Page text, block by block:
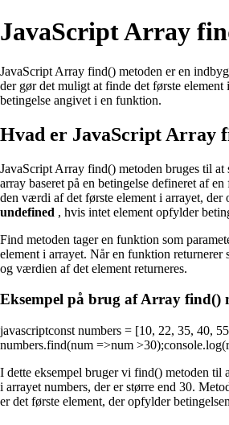
JavaScript Array
JavaScript Array find() metoden er en
der gør det muligt at finde det første element
betingelse angivet i en funktion.
Hvad er JavaScript Array
JavaScript Array find() metoden bruges til at
array baseret på en betingelse defineret af
den værdi af det første element i arrayet, der
undefined , hvis intet element opfylder
Find metoden tager en funktion som
element i arrayet. Når en funktion returnerer
og værdien af det element returneres.
Eksempel på brug af Array find()
javascriptconst numbers = [10, 22, 35, 40,
numbers.find(num =>num
I dette eksempel bruger vi find() metoden til
i arrayet numbers, der er større end 30.
er det første element, der opfylder